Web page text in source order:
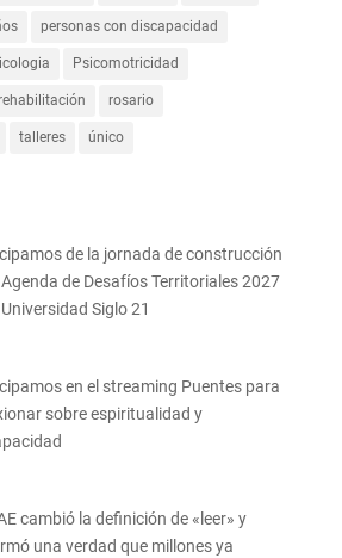
personas con discapacidad
Psicomotricidad
rosario
talleres único
de la jornada de construcción
de Desafíos Territoriales 2027
Siglo 21
en el streaming Puentes para
sobre espiritualidad y
cambió la definición de «leer» y
una verdad que millones ya